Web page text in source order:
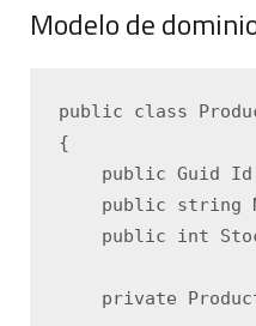
Modelo de
public class
{
public Guid
public string
public int
private